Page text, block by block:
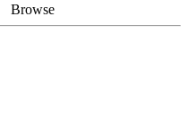
Browse